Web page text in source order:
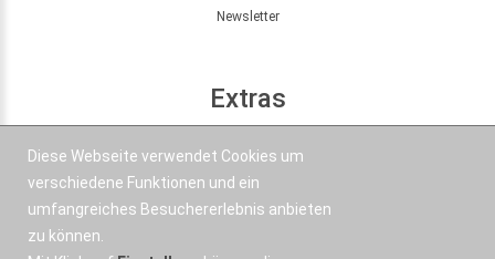
Newsletter
Extras
Diese Webseite verwendet Cookies um
verschiedene Funktionen und ein
umfangreiches Besuchererlebnis anbieten
zu können.